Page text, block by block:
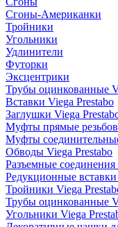
Сгоны-Американки
Тройники
Угольники
Удлинители
Футорки
Эксцентрики
Трубы оцинкованные
Вставки Viega Prestabo
Заглушки Viega
Муфты прямые
Муфты
Обводы Viega Prestabo
Разъемные соединения
Редукционные вставки
Тройники Viega
Трубы оцинкованные
Угольники Viega